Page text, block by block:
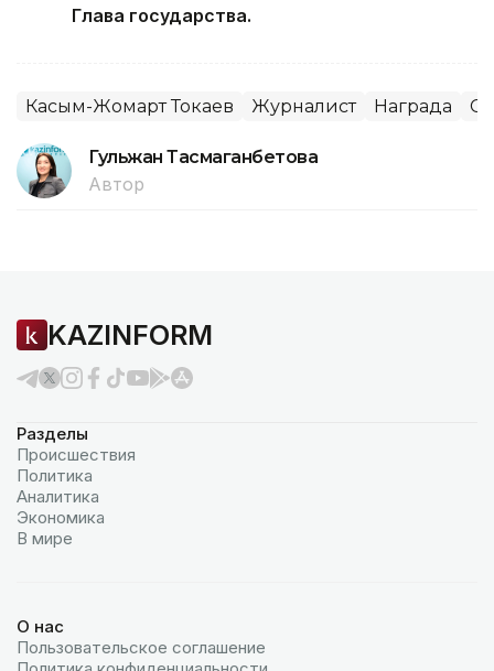
Глава государства.
Касым-Жомарт Токаев Журналист Награда
Гульжан Тасмаганбетова
Автор
KAZINFORM
Разделы
Происшествия
Политика
Аналитика
Экономика
В мире
О нас
Пользовательское соглашение